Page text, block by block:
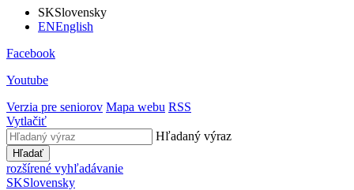
SKSlovensky
ENEnglish
Facebook
Youtube
Verzia pre seniorov Mapa webu RSS
Vytlačiť
Hľadaný výraz
Hľadať
rozšírené vyhľadávanie
SKSlovensky